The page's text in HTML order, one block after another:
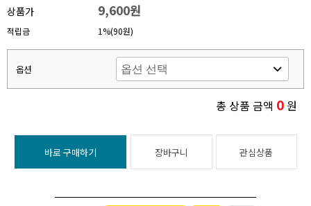
상품가 9,600원
적립금 1%(90원)
옵션
총 상품 금액 0원
바로 구매하기 장바구니 관심상품